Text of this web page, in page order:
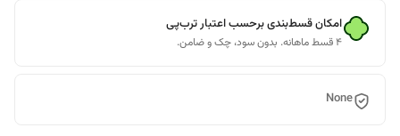
امکان قسط‌بندی برحسب اعتبار ترب‌پی
۴ قسط ماهانه. بدون سود، چک و ضامن.
None